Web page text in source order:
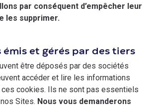
par conséquent d’empêcher leur
les supprimer.
émis et gérés par des tiers
être déposés par des sociétés
accéder et lire les informations
ces cookies. Ils ne sont pas essentiels
Sites. Nous vous demanderons